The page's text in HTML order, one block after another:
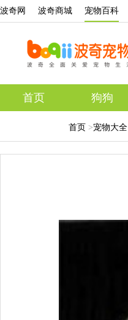
波奇网 波奇商城 宠物百科
首页 狗狗
首页 >宠物大全